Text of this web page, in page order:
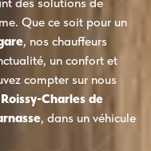
Que ce soit pour un
, nos chauffeurs
un confort et
compter sur nous
Charles de
, dans un véhicule